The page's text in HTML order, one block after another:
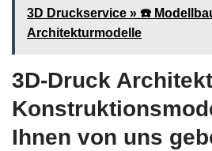
3D Druckservice » ☎️
Architekturmodelle
3D-Druck
Ihnen von uns